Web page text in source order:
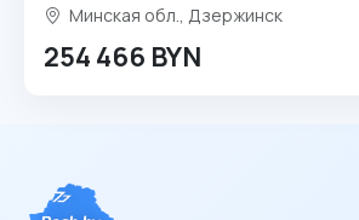
Минская обл., Дзержинск
254 466 BYN